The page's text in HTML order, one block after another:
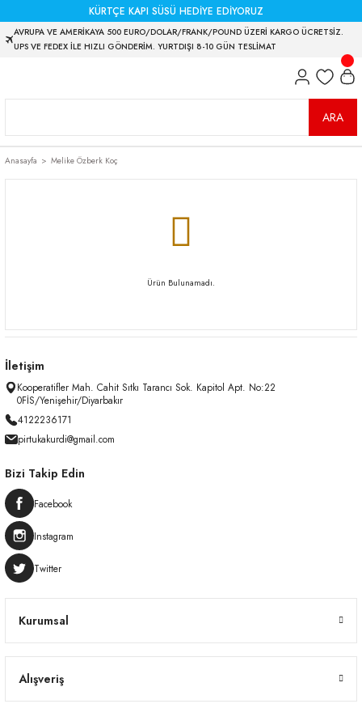
KÜRTÇE KAPI SÜSÜ HEDİYE EDİYORUZ
AVRUPA VE AMERİKAYA 500 EURO/DOLAR/FRANK/POUND ÜZERİ KARGO ÜCRETSİZ.
UPS VE FEDEX İLE HIZLI GÖNDERİM. YURTDIŞI 8-10 GÜN TESLİMAT
ARA
Anasayfa Melike Özberk Koç
Ürün Bulunamadı.
İletişim
Kooperatifler Mah. Cahit Sıtkı Tarancı Sok. Kapitol Apt. No:22
0FİS/Yenişehir/Diyarbakır
4122236171
pirtukakurdi@gmail.com
Kurumsal
Alışveriş
Bizi Takip Edin
Facebook
Instagram
Twitter